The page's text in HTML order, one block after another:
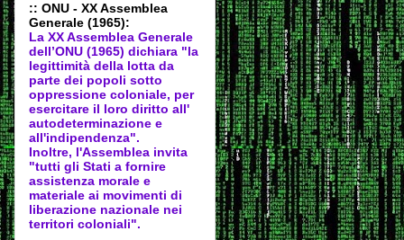
:: ONU - XX Assemblea
Generale (1965):
La XX Assemblea Generale
dell’ONU (1965) dichiara "la
legittimità della lotta da
parte dei popoli sotto
oppressione coloniale, per
esercitare il loro diritto all'
autodeterminazione e
all'indipendenza".
Inoltre, l'Assemblea invita
"tutti gli Stati a fornire
assistenza morale e
materiale ai movimenti di
liberazione nazionale nei
territori coloniali".